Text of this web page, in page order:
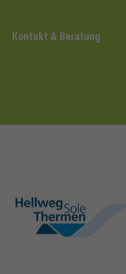
Kontakt & Beratung
hellweg-sole-
thermen.de